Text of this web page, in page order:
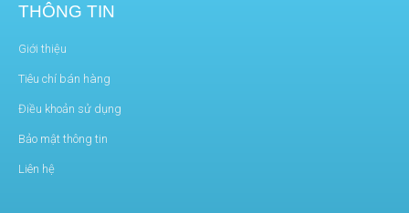
THÔNG TIN
Giới thiệu
Tiêu chí bán hàng
Điều khoản sử dụng
Bảo mật thông tin
Liên hệ